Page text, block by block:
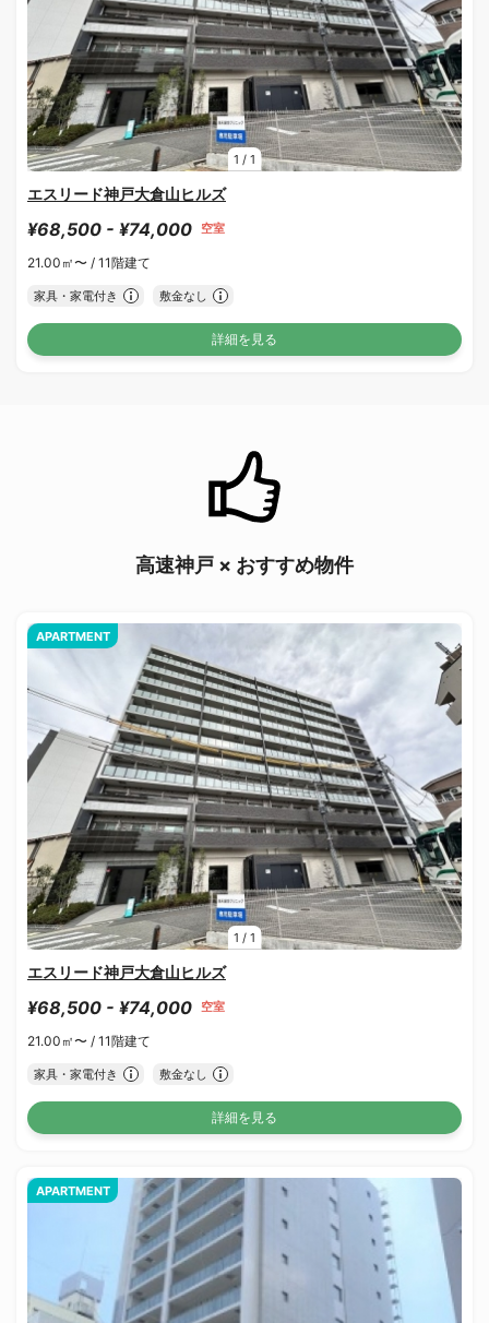
1 / 1
エスリード神戸大倉山ヒルズ
¥68,500 - ¥74,000 空室
21.00㎡〜 / 11階建て
家具・家電付き 敷金なし
詳細を見る
高速神戸 × おすすめ物件
1 / 1
APARTMENT
エスリード神戸大倉山ヒルズ
¥68,500 - ¥74,000 空室
21.00㎡〜 / 11階建て
家具・家電付き 敷金なし
詳細を見る
APARTMENT